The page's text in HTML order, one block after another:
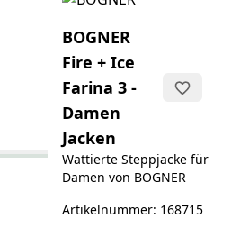
BOGNER
Fire + Ice
Farina 3 -
Damen
Jacken
Wattierte Steppjacke für
Damen von BOGNER
Artikelnummer: 168715